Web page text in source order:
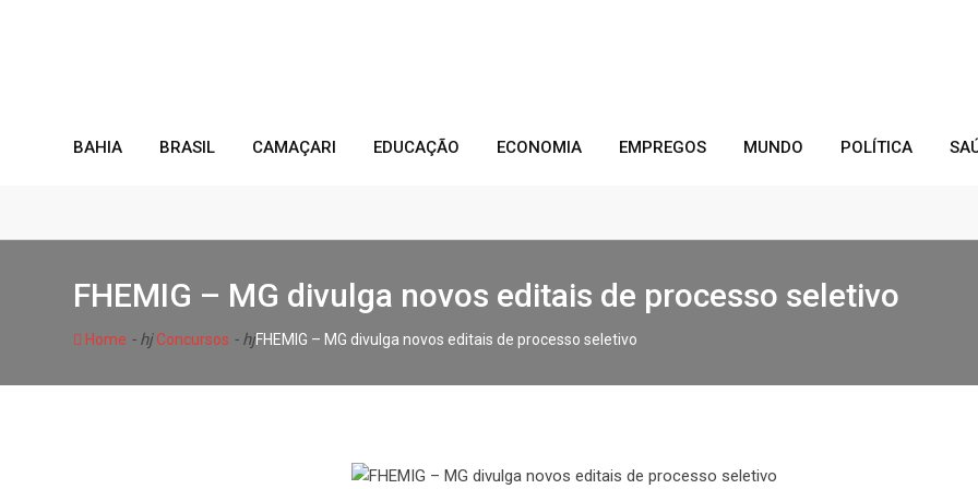
BAHIA BRASIL CAMAÇARI EDUCAÇÃO ECONOMIA EMPREGOS MUNDO POLÍTICA
FHEMIG – MG divulga novos editais de processo seletivo
Home - hjConcursos - hjFHEMIG – MG divulga novos editais de processo seletivo